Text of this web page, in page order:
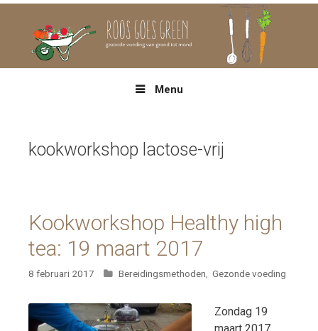
Menu
kookworkshop lactose-vrij
Kookworkshop Healthy high
tea: 19 maart 2017
8 februari 2017 Categorieën
Bereidingsmethoden, Gezonde voeding
Zondag 19